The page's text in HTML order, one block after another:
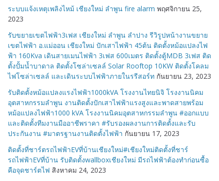
ระบบแจ้งเหตุเพลิงไหม้ เชียงใหม่ ลำพูน fire alarm พฤศจิกายน 25,
2023
รับขยายเขตไฟฟ้า3เฟส เชียงใหม่ ลำพูน ลำปาง รีวิรูปหน้างานขยาย
เขตไฟฟ้า อ.แม่ออน เชียงใหม่ ปักเสาไฟฟ้า 45ต้น ติดตั้งหม้อแปลงไฟ
ฟ้า 160Kva เดินสายเมนไฟฟ้า 3เฟส 600เมตร ติดตั้งตู้MDB 3เฟส ติด
ตั้งปั้มน้ำบาดาล ติดตั้งโซล่าเซลล์ Solar Rooftop 10KW ติดตั้งโคลม
ไฟโซล่าเซลล์ และเดินระบบไฟฟ้าภายในรรีสอร์ท กันยายน 23, 2023
รับติดตั้งหม้อแปลงแรงไฟฟ้า1000kVA โรงงานไทยนิจิ โรงงานนิคม
อุตสาหกรรมลำพูน งานติดตั้งปักเสาไฟฟ้าแรงสูงและพาดสายพร้อม
หม้อแปลงไฟฟ้า1000 kVA โรงงานนิคมอุตสาหกรรมลำพูน #ออกแบบ
และติดตั้งทีมงานมืออาชีพราคา #รับรองผลงานการติดตั้งและรับ
ประกันงาน #มาตรฐานงานติดตั้งไฟฟ้า กันยายน 17, 2023
ติดตั้งที่ชาร์ตรถไฟฟ้าEVที่บ้านเชียงใหม่#เชียงใหม่ติดตั้งที่ชาร์
รถไฟฟ้าEVที่บ้าน รับติดตั้งwallboxเชียงใหม่ มีรถไฟฟ้าต้องทำก่อนซื้อ
คือจุดชาร์ตไฟ สิงหาคม 24, 2023